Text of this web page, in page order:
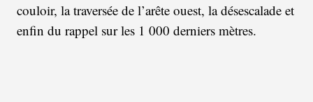
couloir, la traversée de l’arête ouest, la désescalade et
enfin du rappel sur les 1 000 derniers mètres.